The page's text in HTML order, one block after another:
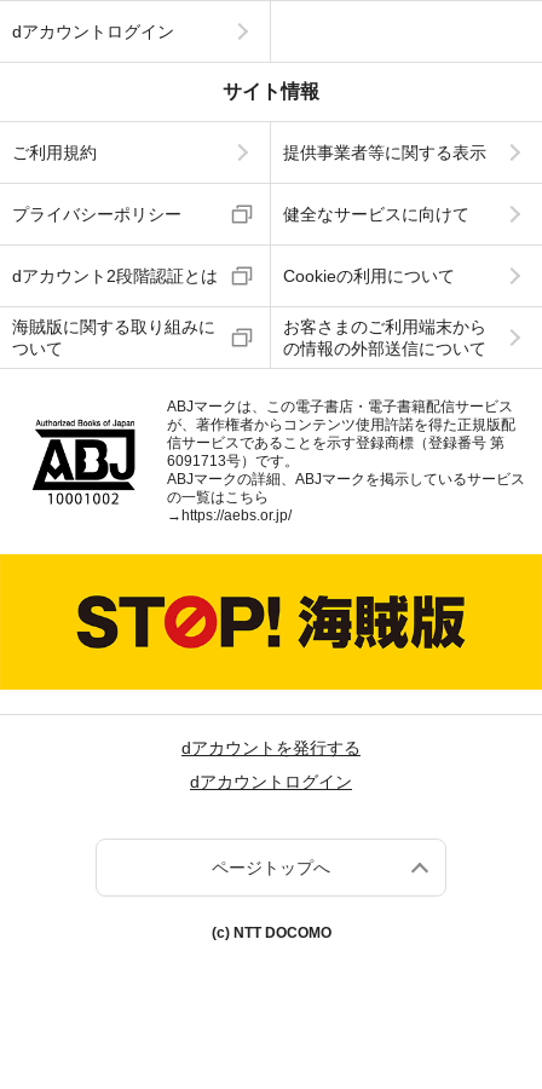
dアカウントログイン
サイト情報
ご利用規約 提供事業者等に関する表示
プライバシーポリシー 健全なサービスに向けて
dアカウント2段階認証とは Cookieの利用について
海賊版に関する取り組みに
ついて
お客さまのご利用端末から
の情報の外部送信について
ABJマークは、この電子書店・電子書籍配信サービス
が、著作権者からコンテンツ使用許諾を得た正規版配
信サービスであることを示す登録商標（登録番号 第
6091713号）です。
ABJマークの詳細、ABJマークを掲示しているサービス
の一覧はこちら
→ https://aebs.or.jp/
dアカウントを発行する
dアカウントログイン
ページトップへ
(c) NTT DOCOMO